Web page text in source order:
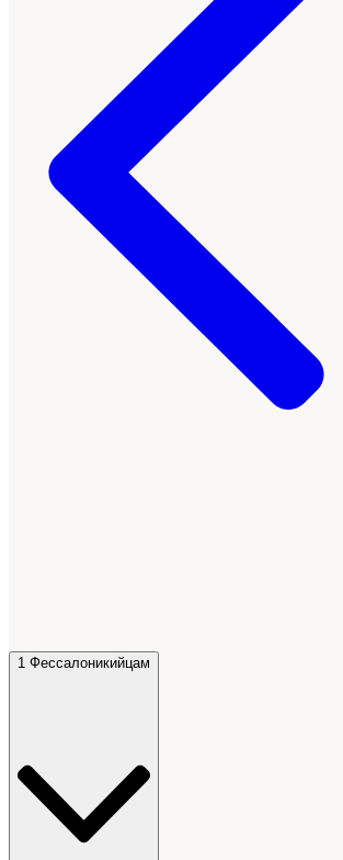
1 Фессалоникийцам